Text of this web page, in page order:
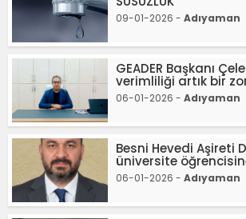
09-01-2026 - Adıyaman
GEADER Başkanı
verimliliği artık bir
06-01-2026 - Adıyaman
Besni Hevedi Aşireti
üniversite
06-01-2026 - Adıyaman